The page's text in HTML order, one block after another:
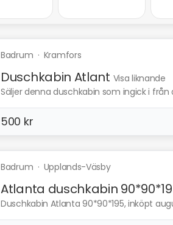
Badrum · Kramfors
Duschkabin Atlant Visa liknande
Säljer denna duschkabin som ingick i
500 kr
Badrum · Upplands-Väsby
Atlanta duschkabin
Duschkabin Atlanta 90*90*195, inköpt